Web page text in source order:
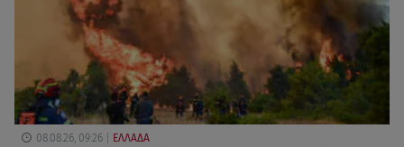
08.08.26, 09:26 ΕΛΛΑΔΑ